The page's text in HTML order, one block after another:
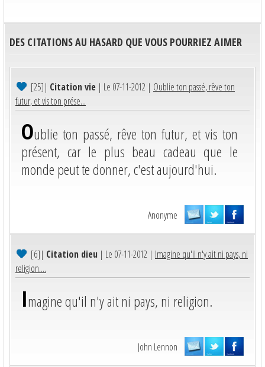
DES CITATIONS AU HASARD QUE VOUS POURRIEZ AIMER
[25]| Citation vie | Le 07-11-2012 | Oublie ton passé, rêve ton
futur, et vis ton prése...
Oublie ton passé, rêve ton futur, et vis ton
présent, car le plus beau cadeau que le
monde peut te donner, c'est aujourd'hui.
Anonyme
[6]| Citation dieu | Le 07-11-2012 | Imagine qu'il n'y ait ni pays, ni
religion....
Imagine qu'il n'y ait ni pays, ni religion.
John Lennon